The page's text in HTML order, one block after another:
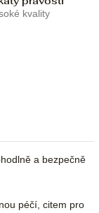
kvality
a bezpečně
péčí, citem pro